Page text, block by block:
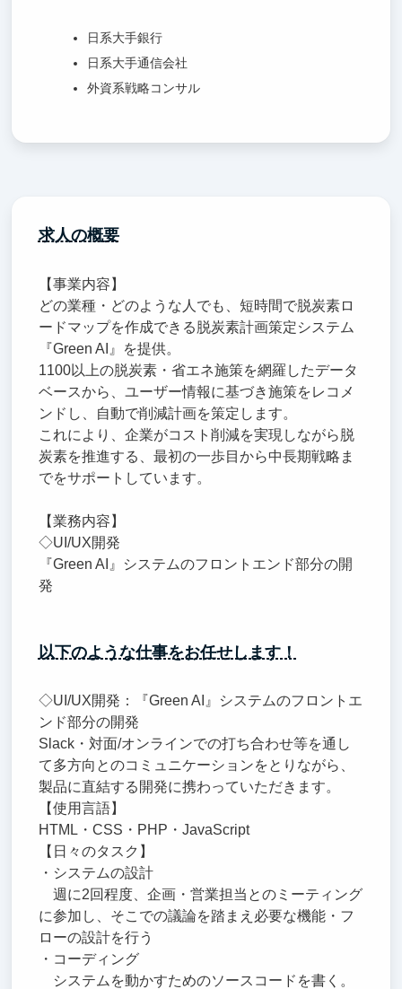
日系大手銀行
日系大手通信会社
外資系戦略コンサル
求人の概要
【事業内容】
どの業種・どのような人でも、短時間で脱炭素ロ
ードマップを作成できる脱炭素計画策定システム
『Green AI』を提供。
1100以上の脱炭素・省エネ施策を網羅したデータ
ベースから、ユーザー情報に基づき施策をレコメ
ンドし、自動で削減計画を策定します。
これにより、企業がコスト削減を実現しながら脱
炭素を推進する、最初の一歩目から中長期戦略ま
でをサポートしています。
【業務内容】
◇UI/UX開発
『Green AI』システムのフロントエンド部分の開
発
以下のような仕事をお任せします！
◇UI/UX開発：『Green AI』システムのフロントエ
ンド部分の開発
Slack・対面/オンラインでの打ち合わせ等を通し
て多方向とのコミュニケーションをとりながら、
製品に直結する開発に携わっていただきます。
【使用言語】
HTML・CSS・PHP・JavaScript
【日々のタスク】
・システムの設計
週に2回程度、企画・営業担当とのミーティング
に参加し、そこでの議論を踏まえ必要な機能・フ
ローの設計を行う
・コーディング
システムを動かすためのソースコードを書く。